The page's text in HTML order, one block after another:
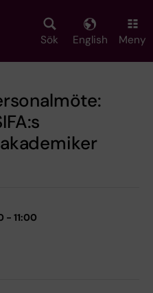
Sök English Meny
- 11:00